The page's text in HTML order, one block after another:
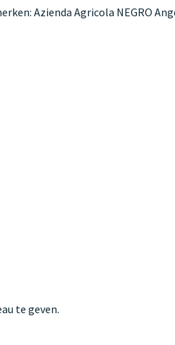
Azienda Agricola NEGRO
te geven.